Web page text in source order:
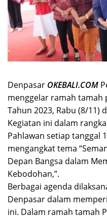
Denpasar OKEBALI.COM
menggelar ramah tamah
Tahun 2023, Rabu (8/11)
Kegiatan ini dalam
Pahlawan setiap tanggal
mengangkat tema
Depan Bangsa dalam
Kebodohan,”.
Berbagai agenda
Denpasar dalam
ini. Dalam ramah tamah